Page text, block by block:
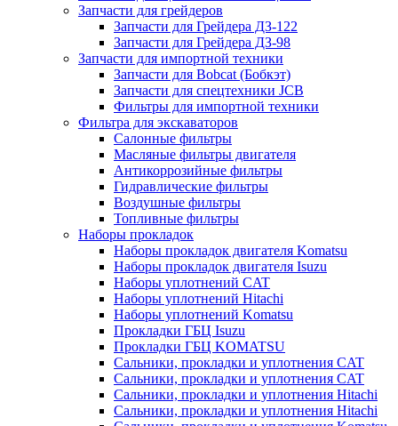
Запчасти для грейдеров
Запчасти для Грейдера ДЗ-122
Запчасти для Грейдера ДЗ-98
Запчасти для импортной техники
Запчасти для Bobcat (Бобкэт)
Запчасти для спецтехники JCB
Фильтры для импортной техники
Фильтра для экскаваторов
Салонные фильтры
Масляные фильтры двигателя
Антикоррозийные фильтры
Гидравлические фильтры
Воздушные фильтры
Топливные фильтры
Наборы прокладок
Наборы прокладок двигателя Komatsu
Наборы прокладок двигателя Isuzu
Наборы уплотнений CAT
Наборы уплотнений Hitachi
Наборы уплотнений Komatsu
Прокладки ГБЦ Isuzu
Прокладки ГБЦ KOMATSU
Сальники, прокладки и уплотнения CAT
Сальники, прокладки и уплотнения CAT
Сальники, прокладки и уплотнения Hitachi
Сальники, прокладки и уплотнения Hitachi